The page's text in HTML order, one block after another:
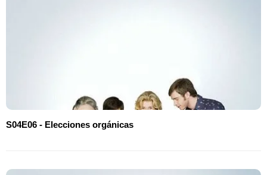
S04E06 - Elecciones orgánicas